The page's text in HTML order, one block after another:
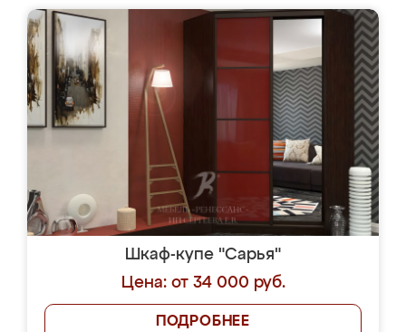
Шкаф-купе "Сарья"
Цена: от 34 000 руб.
ПОДРОБНЕЕ